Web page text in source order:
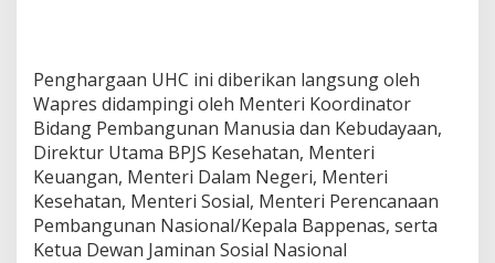
Penghargaan UHC ini diberikan langsung oleh
Wapres didampingi oleh Menteri Koordinator
Bidang Pembangunan Manusia dan Kebudayaan,
Direktur Utama BPJS Kesehatan, Menteri
Keuangan, Menteri Dalam Negeri, Menteri
Kesehatan, Menteri Sosial, Menteri Perencanaan
Pembangunan Nasional/Kepala Bappenas, serta
Ketua Dewan Jaminan Sosial Nasional